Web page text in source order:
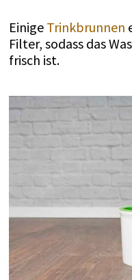
Einige Trinkbrunnen
Filter, sodass das
frisch ist.